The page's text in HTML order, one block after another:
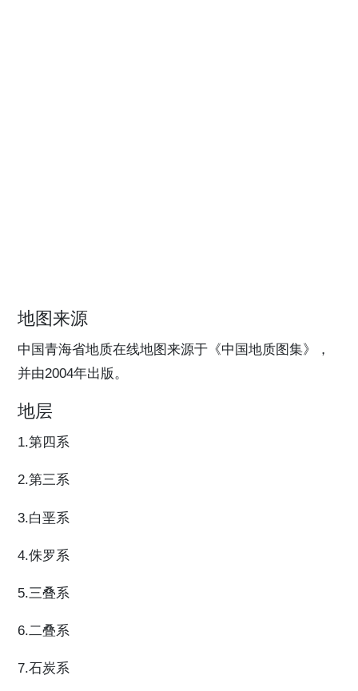
地图来源
中国青海省地质在线地图来源于《中国地质图集》，
并由2004年出版。
地层
1.第四系
2.第三系
3.白垩系
4.侏罗系
5.三叠系
6.二叠系
7.石炭系